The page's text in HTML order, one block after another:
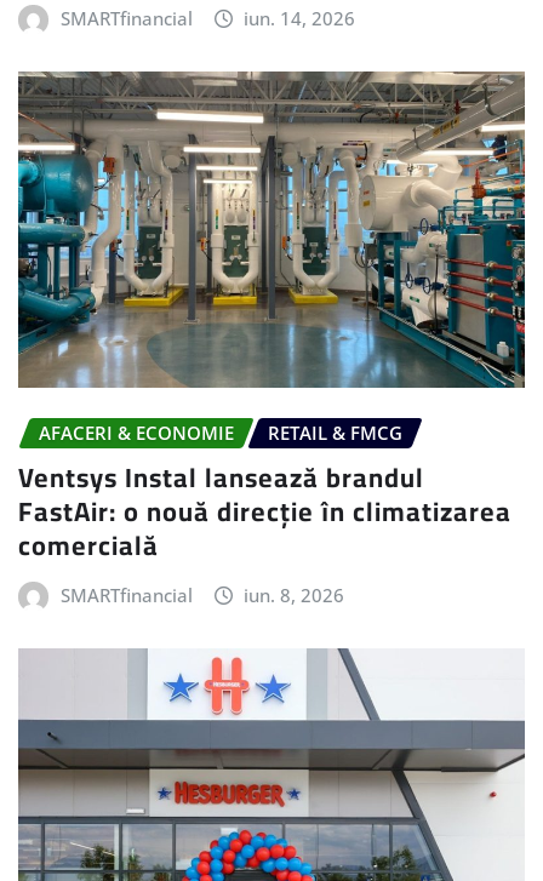
SMARTfinancial iun. 14, 2026
AFACERI & ECONOMIE RETAIL & FMCG
Ventsys Instal lansează brandul
FastAir: o nouă direcție în climatizarea
comercială
SMARTfinancial iun. 8, 2026